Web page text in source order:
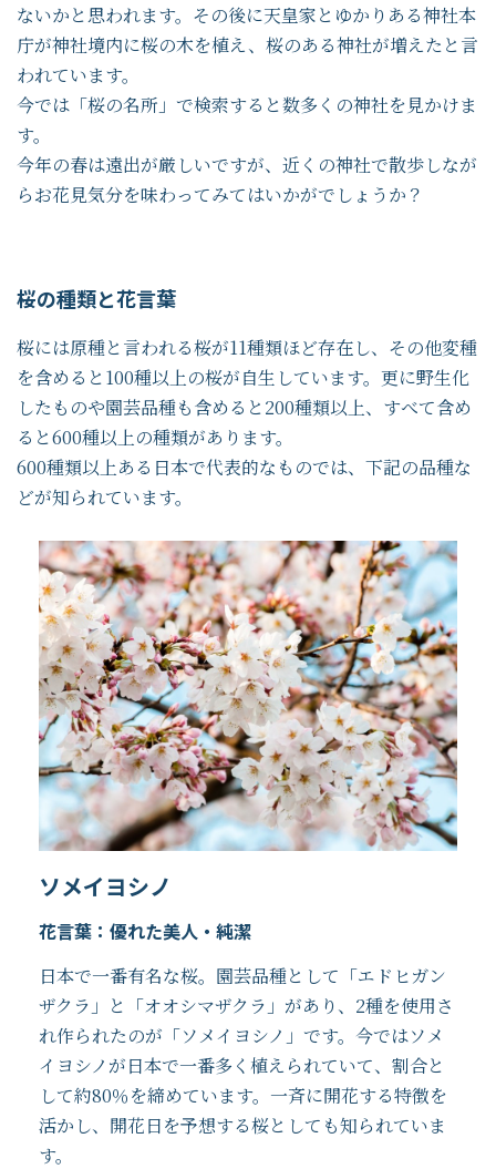
ないかと思われます。その後に天皇家とゆかりある神社本
庁が神社境内に桜の木を植え、桜のある神社が増えたと言
われています。
今では「桜の名所」で検索すると数多くの神社を見かけま
す。
今年の春は遠出が厳しいですが、近くの神社で散歩しなが
らお花見気分を味わってみてはいかがでしょうか？
桜の種類と花言葉
桜には原種と言われる桜が11種類ほど存在し、その他変種
を含めると100種以上の桜が自生しています。更に野生化
したものや園芸品種も含めると200種類以上、すべて含め
ると600種以上の種類があります。
600種類以上ある日本で代表的なものでは、下記の品種な
どが知られています。
ソメイヨシノ
花言葉：優れた美人・純潔
日本で一番有名な桜。園芸品種として「エドヒガン
ザクラ」と「オオシマザクラ」があり、2種を使用さ
れ作られたのが「ソメイヨシノ」です。今ではソメ
イヨシノが日本で一番多く植えられていて、割合と
して約80％を締めています。一斉に開花する特徴を
活かし、開花日を予想する桜としても知られていま
す。